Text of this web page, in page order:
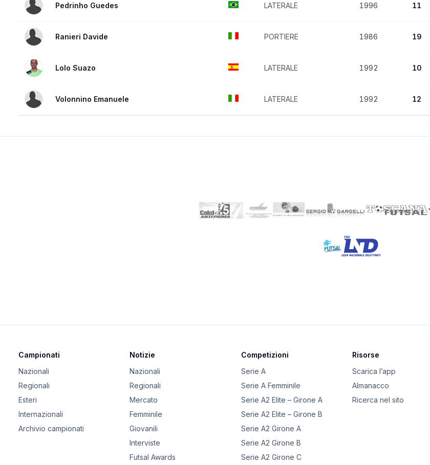
Pedrinho Guedes LATERALE 1996 11
Ranieri Davide PORTIERE 1986 19
Lolo Suazo LATERALE 1992 10
Volonnino Emanuele LATERALE 1992 12
Campionati
Nazionali
Regionali
Esteri
Internazionali
Archivio campionati
Notizie
Nazionali
Regionali
Mercato
Femminile
Giovanili
Interviste
Futsal Awards
Competizioni
Serie A
Serie A Femminile
Serie A2 Elite – Girone A
Serie A2 Elite – Girone B
Serie A2 Girone A
Serie A2 Girone B
Serie A2 Girone C
Risorse
Scarica l’app
Almanacco
Ricerca nel sito